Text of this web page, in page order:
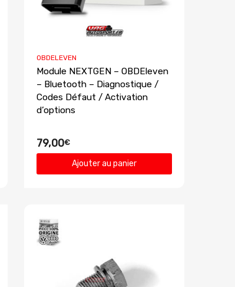
OBDELEVEN
Module NEXTGEN – OBDEleven
– Bluetooth – Diagnostique /
Codes Défaut / Activation
d’options
79,00€
Ajouter au panier